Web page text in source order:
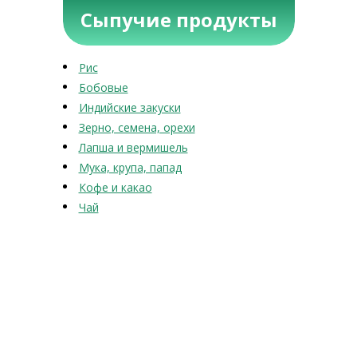
Сыпучие продукты
Рис
Бобовые
Индийские закуски
Зерно, семена, орехи
Лапша и вермишель
Мука, крупа, папад
Кофе и какао
Чай